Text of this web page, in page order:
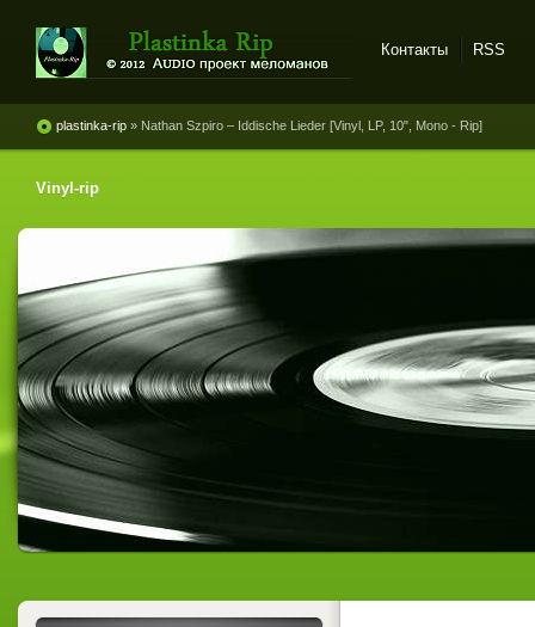
винила и магнитоальбомов
Контакты RSS
plastinka-rip » Nathan Szpiro ‎– Iddische Lieder [Vinyl, LP, 10", Mono - Rip]
Vinyl-rip